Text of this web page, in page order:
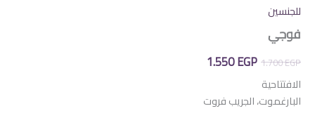
للجنسين
فوجي
1.700EGP
السعر
هو:
1.550EGP
هو:
الافتتاحية
البارغموت، الجريب فروت